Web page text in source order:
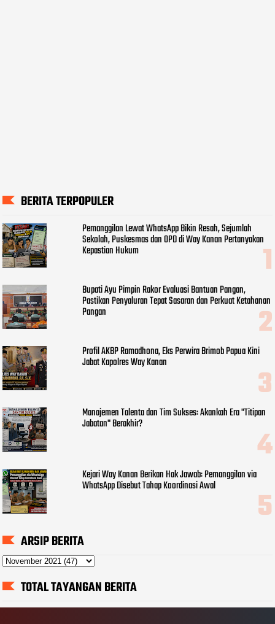
BERITA TERPOPULER
Pemanggilan Lewat WhatsApp Bikin Resah, Sejumlah
Sekolah, Puskesmas dan OPD di Way Kanan Pertanyakan
Kepastian Hukum
Bupati Ayu Pimpin Rakor Evaluasi Bantuan Pangan,
Pastikan Penyaluran Tepat Sasaran dan Perkuat Ketahanan
Pangan
Profil AKBP Ramadhona, Eks Perwira Brimob Papua Kini
Jabat Kapolres Way Kanan
Manajemen Talenta dan Tim Sukses: Akankah Era "Titipan
Jabatan" Berakhir?
Kejari Way Kanan Berikan Hak Jawab: Pemanggilan via
WhatsApp Disebut Tahap Koordinasi Awal
ARSIP BERITA
TOTAL TAYANGAN BERITA